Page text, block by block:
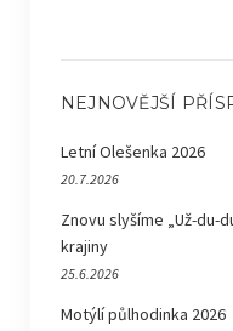
NEJNOVĚJŠÍ
Letní Olešenka 2026
20.7.2026
Znovu slyšíme „Už-du-
krajiny
25.6.2026
Motýlí půlhodinka 2026